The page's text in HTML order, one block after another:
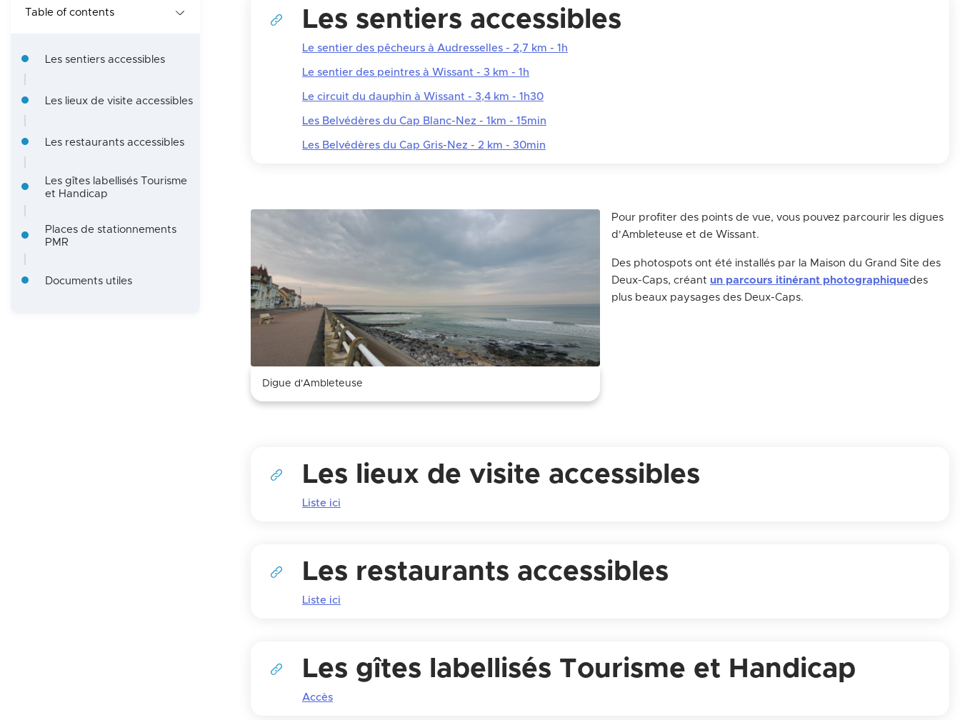
n
Table of contents
Les sentiers accessibles
Les lieux de visite accessibles
Les restaurants accessibles
Les gîtes labellisés Tourisme
et Handicap
Places de stationnements
PMR
Documents utiles
Les sentiers accessibles
Le sentier des pêcheurs à Audresselles - 2,7 km - 1h
Le sentier des peintres à Wissant - 3 km - 1h
Le circuit du dauphin à Wissant - 3,4 km - 1h30
Les Belvédères du Cap Blanc-Nez - 1km - 15min
Les Belvédères du Cap Gris-Nez - 2 km - 30min
Digue d'Ambleteuse
Pour profiter des points de vue, vous pouvez parcourir les digues
d'Ambleteuse et de Wissant.
Des photospots ont été installés par la Maison du Grand Site des
Deux-Caps, créant un parcours itinérant photographiquedes
plus beaux paysages des Deux-Caps.
Les lieux de visite accessibles
Liste ici
Les restaurants accessibles
Liste ici
Les gîtes labellisés Tourisme et Handicap
Accès